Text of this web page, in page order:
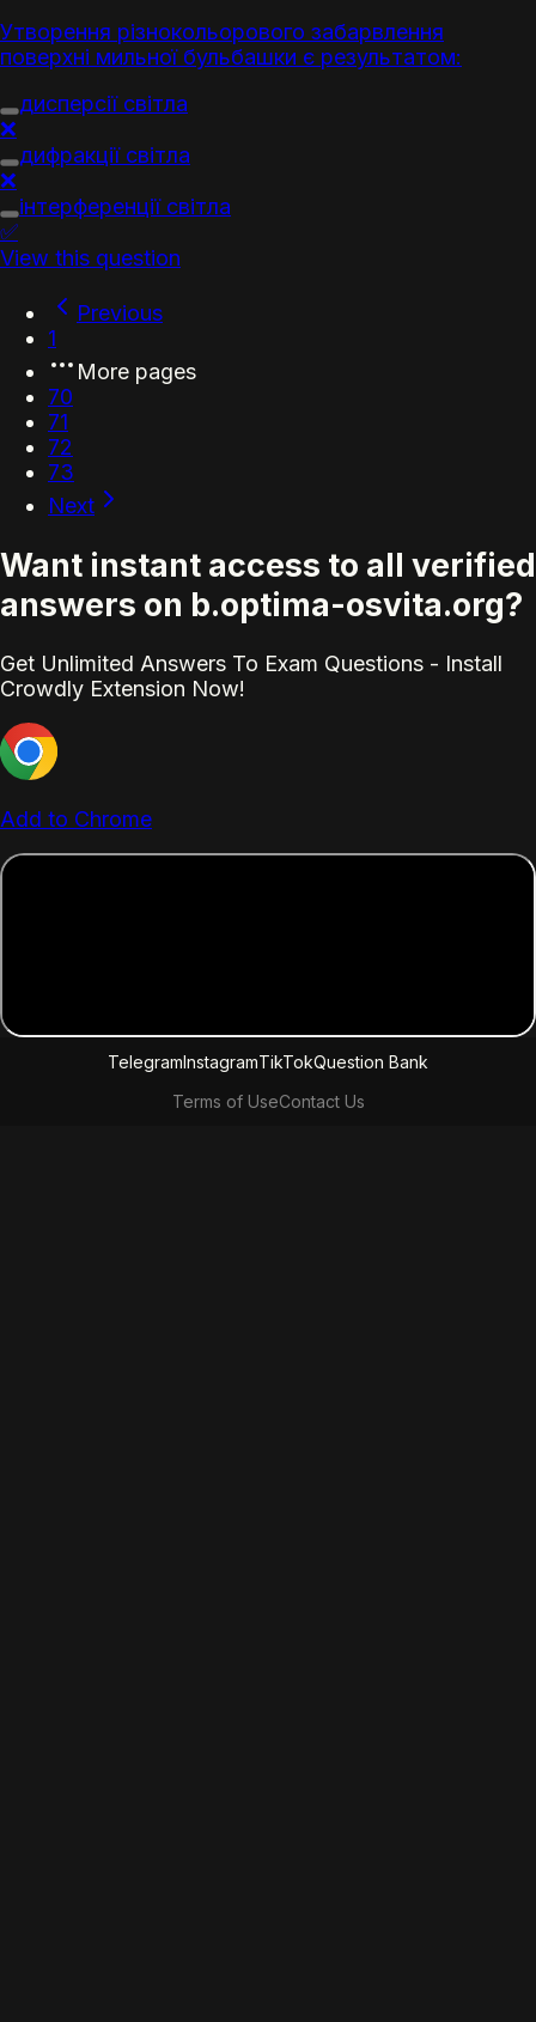
Утворення різнокольорового забарвлення
поверхні мильної бульбашки є результатом:
дисперсії світла
❌
дифракції світла
❌
інтерференції світла
✅
View this question
Previous
1
More pages
70
71
72
73
Next
Want instant access to all verified
answers on b.optima-osvita.org?
Get Unlimited Answers To Exam Questions - Install
Crowdly Extension Now!
Add to Chrome
TelegramInstagramTikTokQuestion Bank
Terms of UseContact Us